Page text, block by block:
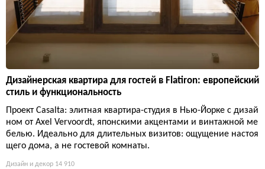
Дизайнерская квартира для гостей в Flatiron: европейский
стиль и функциональность
Проект Casalta: элитная квартира-студия в Нью-Йорке с дизай
ном от Axel Vervoordt, японскими акцентами и винтажной ме
белью. Идеально для длительных визитов: ощущение настоя
щего дома, а не гостевой комнаты.
Дизайн и декор 14 910